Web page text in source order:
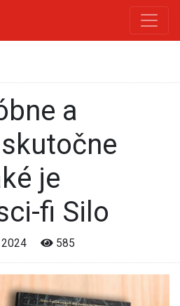
je
fi Silo
2024 585